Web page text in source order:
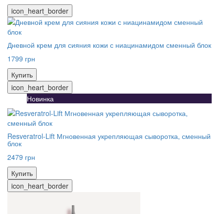
icon_heart_border
Дневной крем для сияния кожи с ниацинамидом сменный блок
1799 грн
Купить
icon_heart_border
Новинка
Resveratrol-Lift Мгновенная укрепляющая сыворотка, сменный
блок
2479 грн
Купить
icon_heart_border